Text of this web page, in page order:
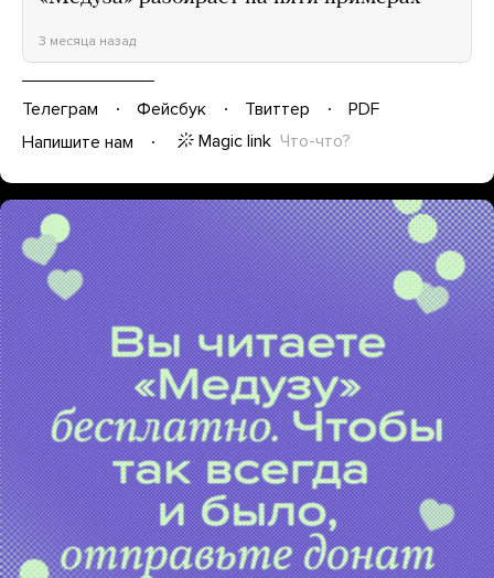
3 месяца назад
Телеграм Фейсбук Твиттер
PDF
Напишите нам
Magic link Что-что?